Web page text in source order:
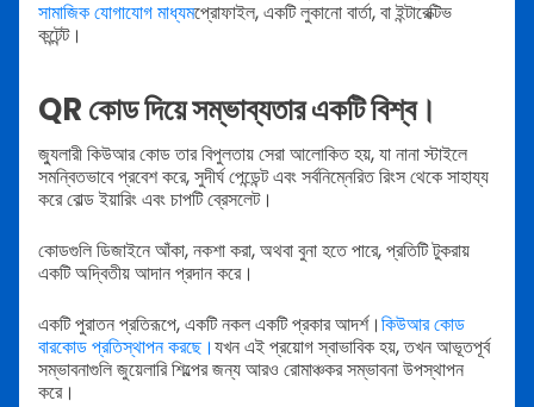
সামাজিক যোগাযোগ মাধ্যমপ্রোফাইল, একটি লুকানো বার্তা, বা ইন্টারেক্টিভ
কন্টেন্ট।
QR কোড দিয়ে সম্ভাব্যতার একটি বিশ্ব।
জ্যুলারী কিউআর কোড তার বিপুলতায় সেরা আলোকিত হয়, যা নানা স্টাইলে
সমন্বিতভাবে প্রবেশ করে, সুদীর্ঘ পেন্ডেন্ট এবং সর্বনিম্নেরিত রিংস থেকে সাহায্য
করে বোল্ড ইয়ারিং এবং চাপটি ব্রেসলেট।
কোডগুলি ডিজাইনে আঁকা, নকশা করা, অথবা বুনা হতে পারে, প্রতিটি টুকরায়
একটি অদ্বিতীয় আদান প্রদান করে।
একটি পুরাতন প্রতিরূপে, একটি নকল একটি প্রকার আদর্শ।কিউআর কোড
বারকোড প্রতিস্থাপন করছে।যখন এই প্রয়োগ স্বাভাবিক হয়, তখন আভূতপূর্ব
সম্ভাবনাগুলি জুয়েলারি শিল্পের জন্য আরও রোমাঞ্চকর সম্ভাবনা উপস্থাপন
করে।